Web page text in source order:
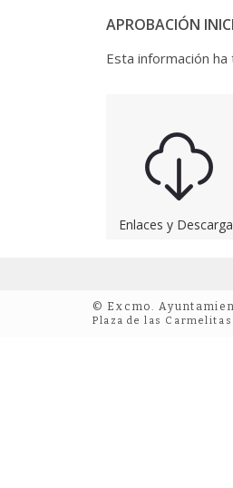
APROBACIÓN
Esta información
Enlaces y
© Excmo.
Plaza de las Carmelitas